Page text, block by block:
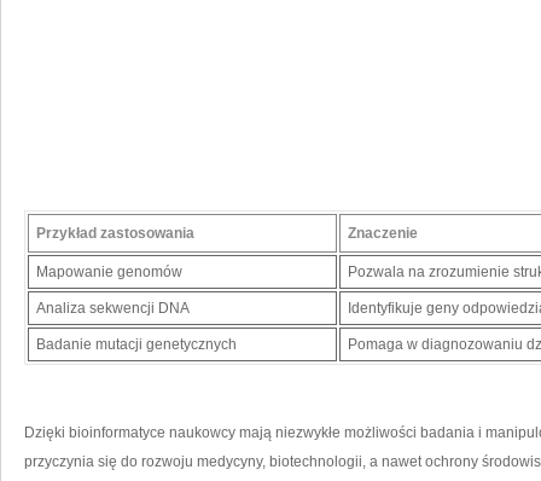
Przykład‌ zastosowania Znaczenie
Mapowanie ​genomów Pozwala na zrozumienie
Analiza sekwencji⁣ DNA Identyfikuje geny
Badanie mutacji genetycznych Pomaga w diagnozowaniu
Dzięki bioinformatyce naukowcy mają ​niezwykłe możliwości badania⁣ i
przyczynia się do rozwoju medycyny, ⁣biotechnologii, a nawet ‍ochrony